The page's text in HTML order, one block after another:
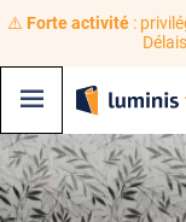
⚠️ Forte activité: